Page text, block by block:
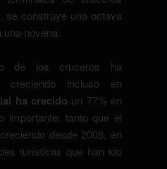
se construye una octava
novena.
de los cruceros ha
creciendo incluso en
ha crecido un 77% en
importante; tanto que el
desde 2008, en
turísticas que han ido